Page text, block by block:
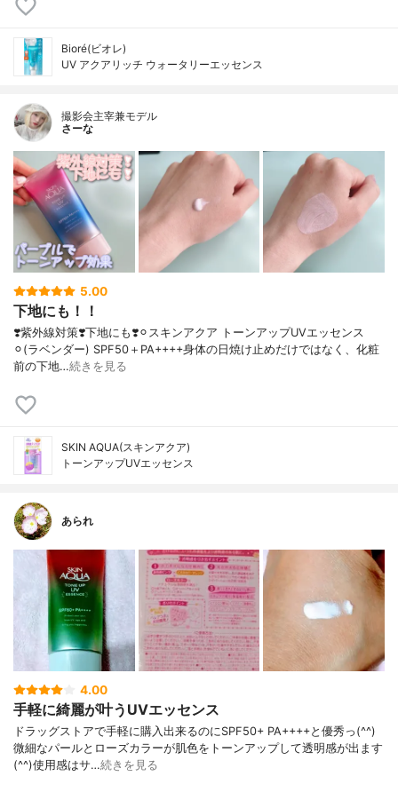
Bioré(ビオレ)
UV アクアリッチ ウォータリーエッセンス
撮影会主宰兼モデル
さーな
5.00
下地にも！！
❣️紫外線対策❣️下地にも❣️⚪︎スキンアクア トーンアップUVエッセンス
⚪︎(ラベンダー) SPF50＋PA++++身体の日焼け止めだけではなく、化粧
前の下地…続きを見る
SKIN AQUA(スキンアクア)
トーンアップUVエッセンス
あられ
4.00
手軽に綺麗が叶うUVエッセンス
ドラッグストアで手軽に購入出来るのにSPF50+ PA++++と優秀っ(^^)
微細なパールとローズカラーが肌色をトーンアップして透明感が出ます
(^^)使用感はサ…続きを見る